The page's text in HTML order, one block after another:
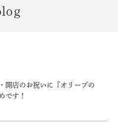
開店のお祝いに『オリーブの
です！